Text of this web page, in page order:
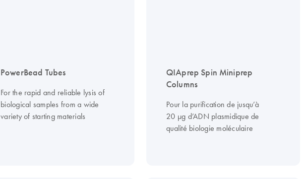
PowerBead Tubes
For the rapid and reliable lysis of
biological samples from a wide
variety of starting materials
QIAprep Spin Miniprep
Columns
Pour la purification de jusqu’à
20 µg d’ADN plasmidique de
qualité biologie moléculaire